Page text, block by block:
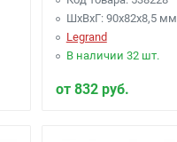
ШхВхГ: 90x82x8,5 мм
Legrand
В наличии 32 шт.
от 832 руб.